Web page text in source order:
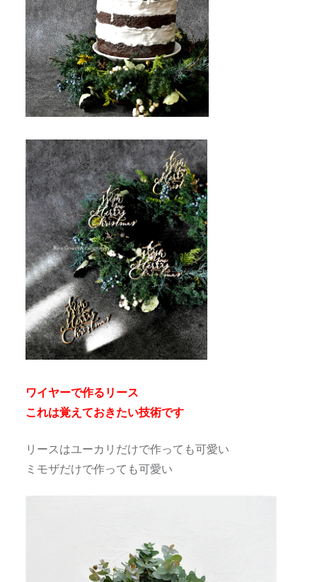
ワイヤーで作るリース
これは覚えておきたい技術です
リースはユーカリだけで作っても可愛い
ミモザだけで作っても可愛い